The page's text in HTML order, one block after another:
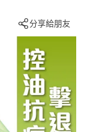
分享給朋友